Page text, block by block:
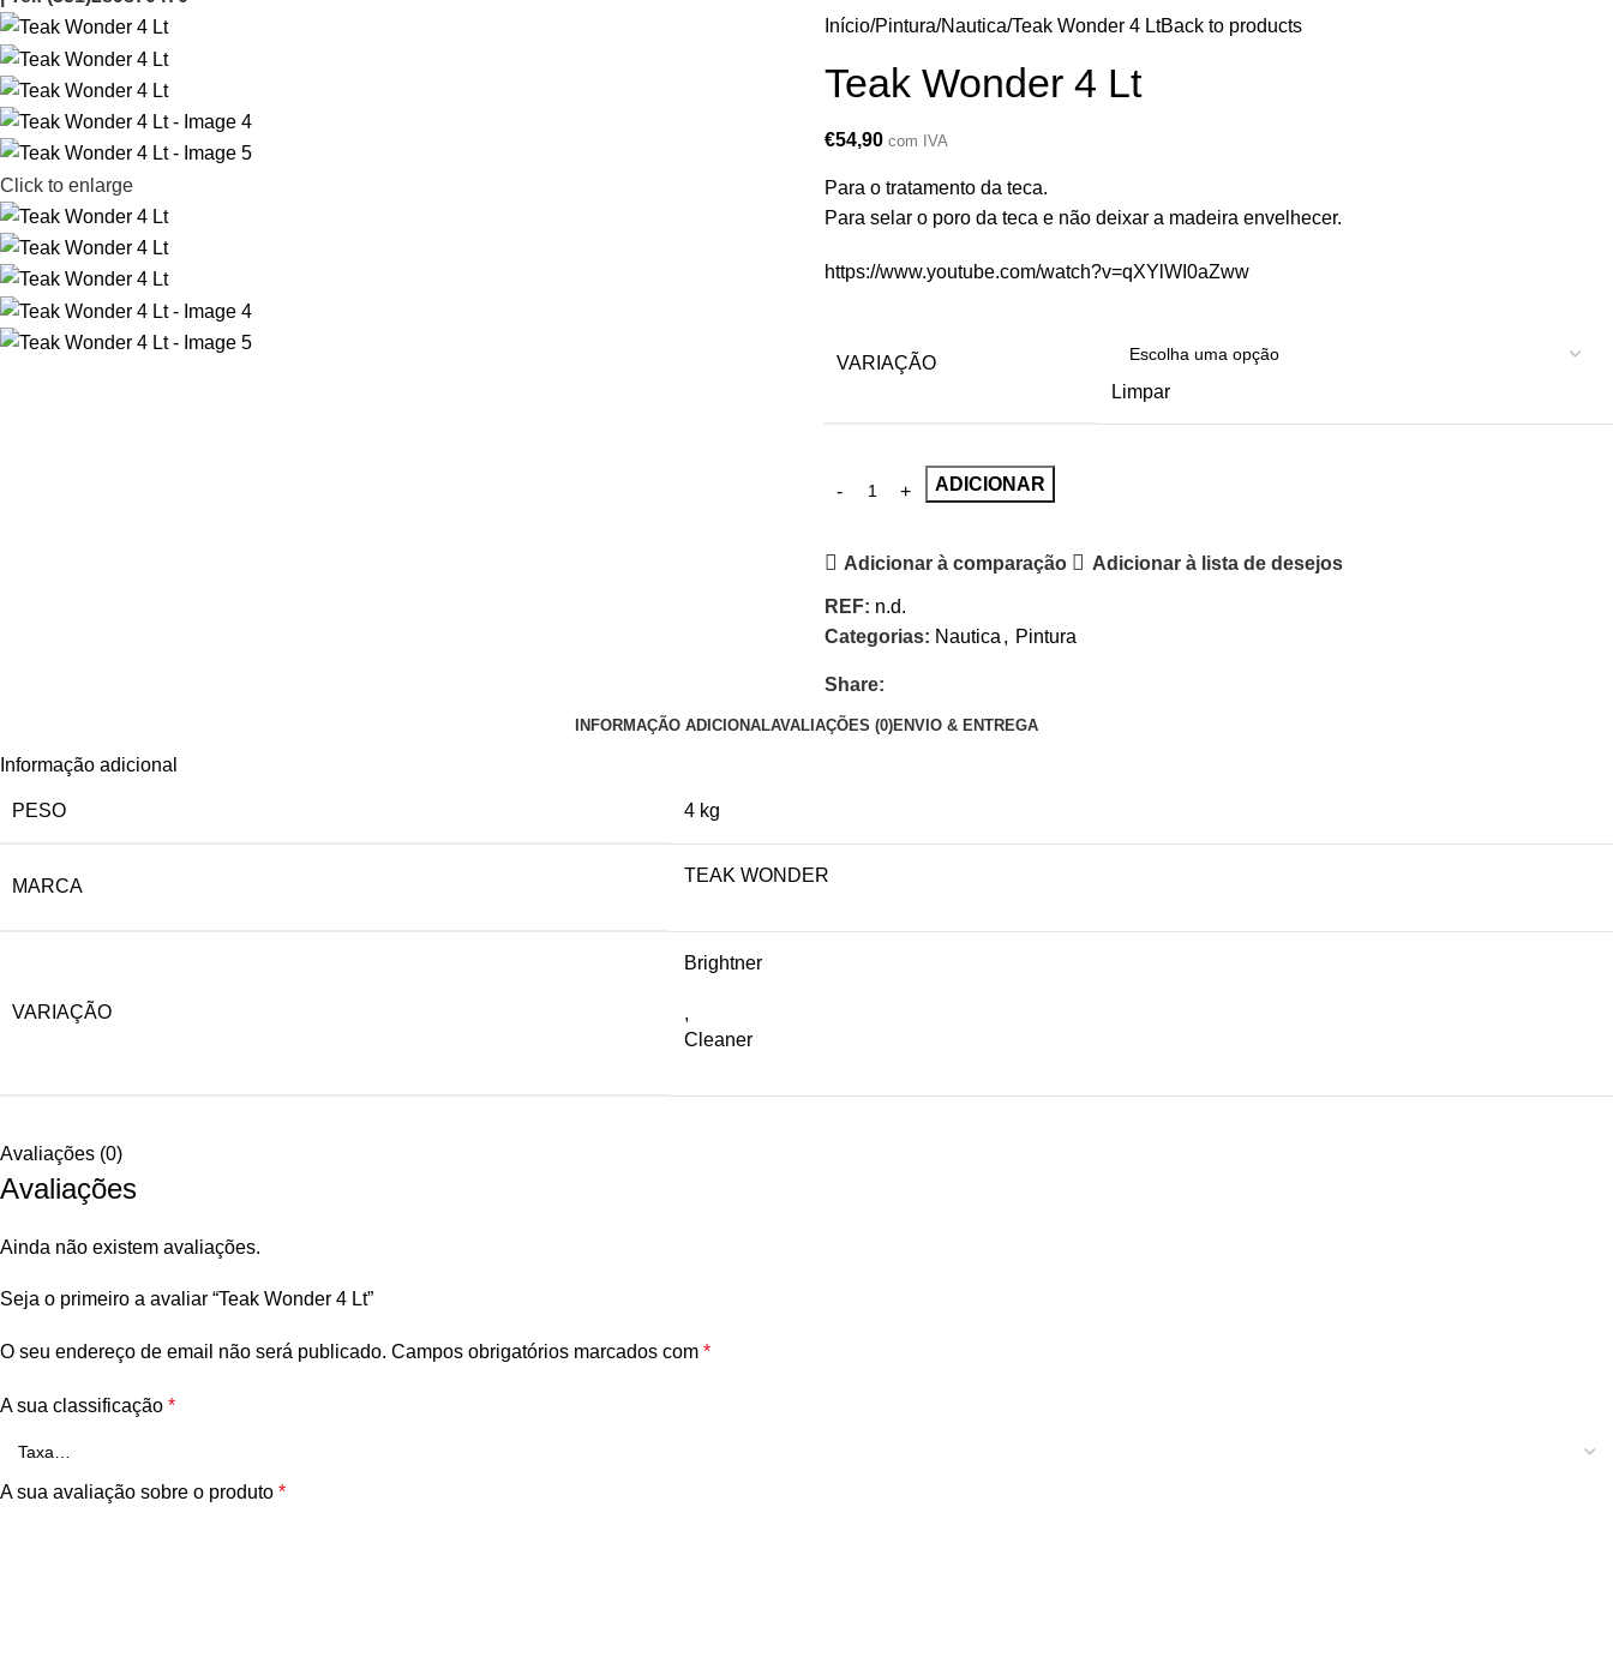
Click to enlarge
Início Pintura Nautica Teak Wonder 4 LtBack to products
Teak Wonder 4 Lt
€54,90 com IVA
Para o tratamento da teca.
Para selar o poro da teca e não deixar a madeira envelhecer.
https://www.youtube.com/watch?v=qXYlWI0aZww
VARIAÇÃO
Limpar
ADICIONAR
Adicionar à comparação Adicionar à lista de desejos
REF: n.d.
Categorias: Nautica , Pintura
Share:
INFORMAÇÃO ADICIONALAVALIAÇÕES (0)ENVIO & ENTREGA
Informação adicional
PESO 4 kg
MARCA
TEAK WONDER
VARIAÇÃO
Brightner
,
Cleaner
Avaliações (0)
Avaliações
Ainda não existem avaliações.
Seja o primeiro a avaliar “Teak Wonder 4 Lt”
O seu endereço de email não será publicado. Campos obrigatórios marcados com *
A sua classificação *
A sua avaliação sobre o produto *